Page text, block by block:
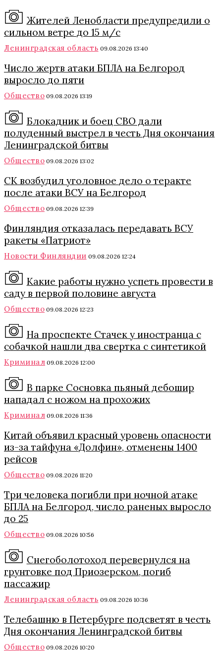
Жителей Ленобласти предупредили о
сильном ветре до 15 м/с
Ленинградская область 09.08.2026 13:40
Число жертв атаки БПЛА на Белгород
выросло до пяти
Общество 09.08.2026 13:19
Блокадник и боец СВО дали
полуденный выстрел в честь Дня окончания
Ленинградской битвы
Общество 09.08.2026 13:02
СК возбудил уголовное дело о теракте
после атаки ВСУ на Белгород
Общество 09.08.2026 12:39
Финляндия отказалась передавать ВСУ
ракеты «Патриот»
Новости Финляндии 09.08.2026 12:24
Какие работы нужно успеть провести в
саду в первой половине августа
Общество 09.08.2026 12:23
На проспекте Стачек у иностранца с
собачкой нашли два свертка с синтетикой
Криминал 09.08.2026 12:00
В парке Сосновка пьяный дебошир
нападал с ножом на прохожих
Криминал 09.08.2026 11:36
Китай объявил красный уровень опасности
из-за тайфуна «Долфин», отменены 1400
рейсов
Общество 09.08.2026 11:20
Три человека погибли при ночной атаке
БПЛА на Белгород, число раненых выросло
до 25
Общество 09.08.2026 10:56
Снегоболотоход перевернулся на
грунтовке под Приозерском, погиб
пассажир
Ленинградская область 09.08.2026 10:36
Телебашню в Петербурге подсветят в честь
Дня окончания Ленинградской битвы
Общество 09.08.2026 10:20